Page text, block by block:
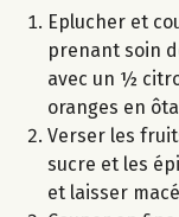
Eplucher et
prenant soin
avec un ½
oranges en
Verser les
sucre et les
et laisser